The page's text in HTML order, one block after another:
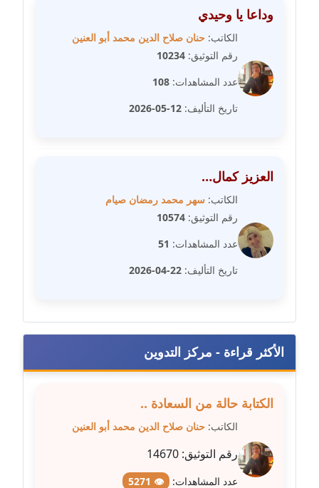
مدونة رفعت عراقي
عاملة
عاملة
مدونة زينات مطاوع
مدونة زينب ابو الفضل
عاملة
مدونة زينب حمدي
مدونة سارة ابراهيم
عاملة
عاملة
عاملة
وداعا يا وحيدي
الكاتب: حنان صلاح الدين محمد أبو العنين
رقم التوثيق: 10234
عدد المشاهدات: 108
تاريخ التأليف: 12-05-2026
العزيز كمال…
الكاتب: سهر محمد رمضان صيام
رقم التوثيق: 10574
عدد المشاهدات: 51
تاريخ التأليف: 22-04-2026
الأكثر قراءة - مركز التدوين
الكتابة حالة من السعادة ..
الكاتب: حنان صلاح الدين محمد أبو العنين
رقم التوثيق: 14670
عدد المشاهدات: 👁 5271